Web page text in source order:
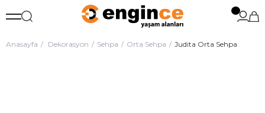
Anasayfa Dekorasyon Sehpa Orta Sehpa Judita Orta Sehpa